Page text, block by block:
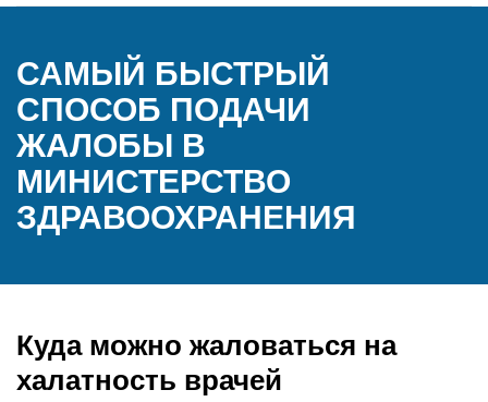
САМЫЙ БЫСТРЫЙ
СПОСОБ ПОДАЧИ
ЖАЛОБЫ В
МИНИСТЕРСТВО
ЗДРАВООХРАНЕНИЯ
Куда можно жаловаться на
халатность врачей